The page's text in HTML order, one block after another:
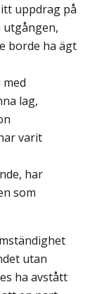
uppdrag på
borde ha ägt
lag,
varit
har
som
utan
ha avstått